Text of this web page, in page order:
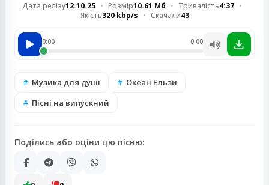
Дата релізу12.10.25 Розмір10.61 Мб Тривалість4:37
Якість320 kbp/s Скачали43
0:00 0:00
Музика для душі
Океан Ельзи
Пісні на випускний
Поділись або оціни цю пісню: